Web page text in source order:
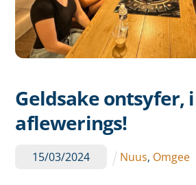
Geldsake ontsyfer,
aflewerings!
15/03/2024 Nuus, Omgee